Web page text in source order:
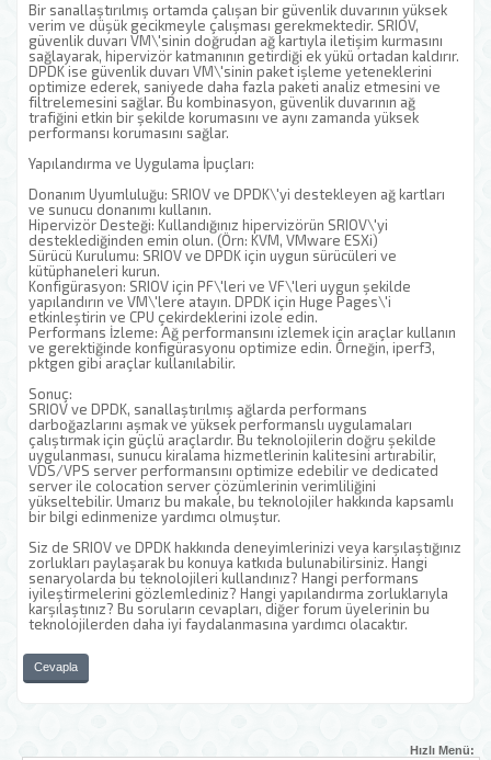
Bir sanallaştırılmış ortamda çalışan bir güvenlik duvarının yüksek
verim ve düşük gecikmeyle çalışması gerekmektedir. SRIOV,
güvenlik duvarı VM\'sinin doğrudan ağ kartıyla iletişim kurmasını
sağlayarak, hipervizör katmanının getirdiği ek yükü ortadan kaldırır.
DPDK ise güvenlik duvarı VM\'sinin paket işleme yeteneklerini
optimize ederek, saniyede daha fazla paketi analiz etmesini ve
filtrelemesini sağlar. Bu kombinasyon, güvenlik duvarının ağ
trafiğini etkin bir şekilde korumasını ve aynı zamanda yüksek
performansı korumasını sağlar.
Yapılandırma ve Uygulama İpuçları:
Donanım Uyumluluğu: SRIOV ve DPDK\'yi destekleyen ağ kartları
ve sunucu donanımı kullanın.
Hipervizör Desteği: Kullandığınız hipervizörün SRIOV\'yi
desteklediğinden emin olun. (Örn: KVM, VMware ESXi)
Sürücü Kurulumu: SRIOV ve DPDK için uygun sürücüleri ve
kütüphaneleri kurun.
Konfigürasyon: SRIOV için PF\'leri ve VF\'leri uygun şekilde
yapılandırın ve VM\'lere atayın. DPDK için Huge Pages\'i
etkinleştirin ve CPU çekirdeklerini izole edin.
Performans İzleme: Ağ performansını izlemek için araçlar kullanın
ve gerektiğinde konfigürasyonu optimize edin. Örneğin, iperf3,
pktgen gibi araçlar kullanılabilir.
Sonuç:
SRIOV ve DPDK, sanallaştırılmış ağlarda performans
darboğazlarını aşmak ve yüksek performanslı uygulamaları
çalıştırmak için güçlü araçlardır. Bu teknolojilerin doğru şekilde
uygulanması, sunucu kiralama hizmetlerinin kalitesini artırabilir,
VDS/VPS server performansını optimize edebilir ve dedicated
server ile colocation server çözümlerinin verimliliğini
yükseltebilir. Umarız bu makale, bu teknolojiler hakkında kapsamlı
bir bilgi edinmenize yardımcı olmuştur.
Siz de SRIOV ve DPDK hakkında deneyimlerinizi veya karşılaştığınız
zorlukları paylaşarak bu konuya katkıda bulunabilirsiniz. Hangi
senaryolarda bu teknolojileri kullandınız? Hangi performans
iyileştirmelerini gözlemlediniz? Hangi yapılandırma zorluklarıyla
karşılaştınız? Bu soruların cevapları, diğer forum üyelerinin bu
teknolojilerden daha iyi faydalanmasına yardımcı olacaktır.
Cevapla
Hızlı Menü: